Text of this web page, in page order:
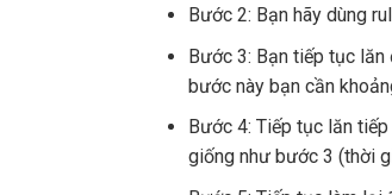
Bước 2: Bạn hãy dùng
Bước 3: Bạn tiếp tục
bước này bạn cần
Bước 4: Tiếp tục lăn
giống như bước 3 (thời